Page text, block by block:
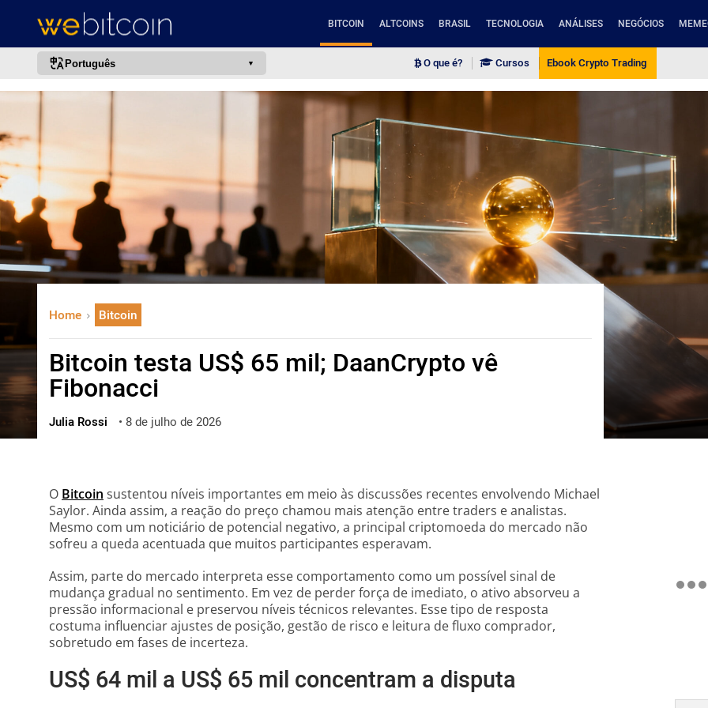
BITCOIN ALTCOINS BRASIL TECNOLOGIA ANÁLISES NEGÓCIOS
Português
português (BR)
español
français
italiano
deutsch
日本語
한국어
العربية
ไทย
ქართული
O que é? Cursos Ebook Crypto Trading
Home Bitcoin
Bitcoin testa US$ 65 mil; DaanCrypto vê
Fibonacci
Julia Rossi • 8 de julho de 2026
O Bitcoin sustentou níveis importantes em meio às discussões recentes envolvendo Michael
Saylor. Ainda assim, a reação do preço chamou mais atenção entre traders e analistas.
Mesmo com um noticiário de potencial negativo, a principal criptomoeda do mercado não
sofreu a queda acentuada que muitos participantes esperavam.
Assim, parte do mercado interpreta esse comportamento como um possível sinal de
mudança gradual no sentimento. Em vez de perder força de imediato, o ativo absorveu a
pressão informacional e preservou níveis técnicos relevantes. Esse tipo de resposta
costuma influenciar ajustes de posição, gestão de risco e leitura de fluxo comprador,
sobretudo em fases de incerteza.
US$ 64 mil a US$ 65 mil concentram a disputa